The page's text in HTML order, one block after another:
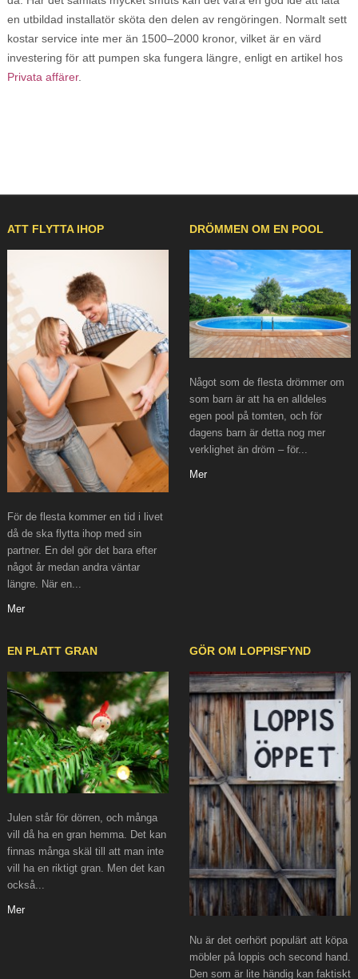
en utbildad installatör sköta den delen av rengöringen. Normalt sett
kostar service inte mer än 1500–2000 kronor, vilket är en värd
investering för att pumpen ska fungera längre, enligt en artikel hos
Privata affärer.
ATT FLYTTA IHOP
För de flesta kommer en tid i livet
då de ska flytta ihop med sin
partner. En del gör det bara efter
något år medan andra väntar
längre. När en...
Mer
DRÖMMEN OM EN POOL
Något som de flesta drömmer om
som barn är att ha en alldeles
egen pool på tomten, och för
dagens barn är detta nog mer
verklighet än dröm – för...
Mer
EN PLATT GRAN
Julen står för dörren, och många
vill då ha en gran hemma. Det kan
finnas många skäl till att man inte
vill ha en riktigt gran. Men det kan
också...
Mer
GÖR OM LOPPISFYND
Nu är det oerhört populärt att köpa
möbler på loppis och second hand.
Den som är lite händig kan faktiskt